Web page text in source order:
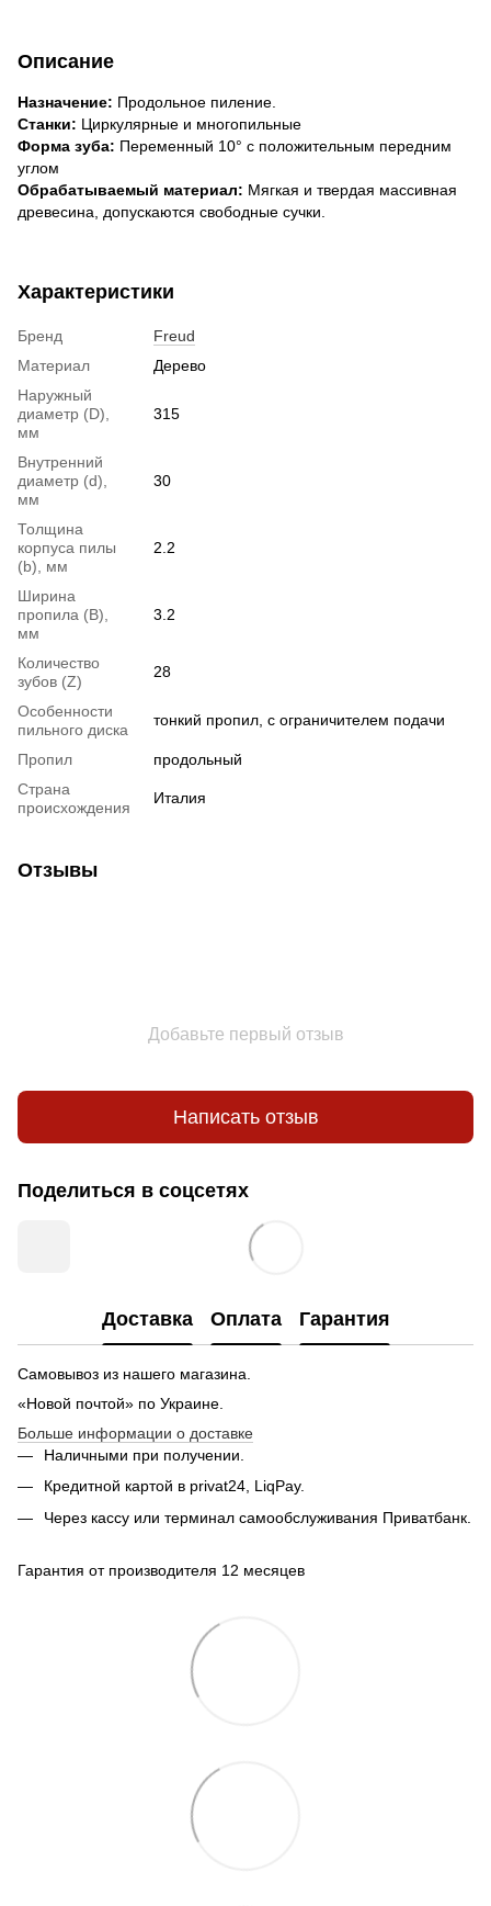
Описание
Назначение: Продольное пиление.
Станки: Циркулярные и многопильные
Форма зуба: Переменный 10° с положительным передним
углом
Обрабатываемый материал: Мягкая и твердая массивная
древесина, допускаются свободные сучки.
Характеристики
Бренд
Freud
Материал
Дерево
Наружный
диаметр (D),
мм
315
Внутренний
диаметр (d),
мм
30
Толщина
корпуса пилы
(b), мм
2.2
Ширина
пропила (B),
мм
3.2
Количество
зубов (Z)
28
Особенности
пильного диска
тонкий пропил, с ограничителем подачи
Пропил
продольный
Страна
происхождения
Италия
Отзывы
Добавьте первый отзыв
Написать отзыв
Поделиться в соцсетях
Доставка Оплата Гарантия
Самовывоз из нашего магазина.
«Новой почтой» по Украине.
Больше информации о доставке
Наличными при получении.
Кредитной картой в privat24, LiqPay.
Через кассу или терминал самообслуживания Приватбанк.
Гарантия от производителя 12 месяцев